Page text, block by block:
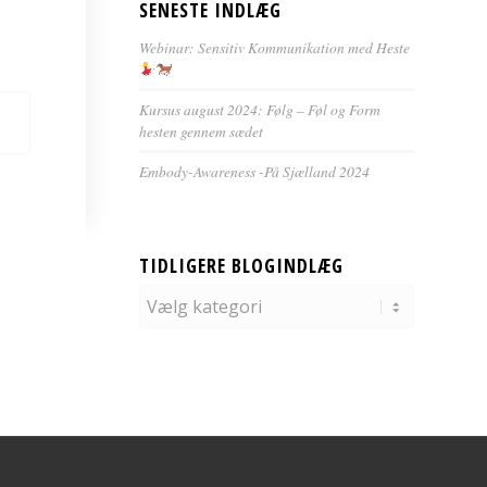
SENESTE INDLÆG
Webinar: Sensitiv Kommunikation med Heste
Kursus august 2024: Følg – Føl og Form
hesten gennem sædet
Embody-Awareness -På Sjælland 2024
TIDLIGERE BLOGINDLÆG
Tidligere